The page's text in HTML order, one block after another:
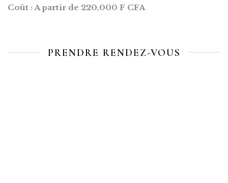
Coût : A partir de 220.000 F CFA
PRENDRE RENDEZ-VOUS